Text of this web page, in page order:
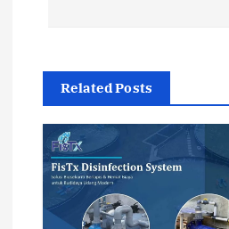
g
a
t
Related Posts